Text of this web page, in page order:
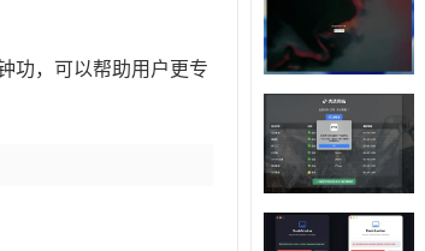
功，可以帮助用户更专